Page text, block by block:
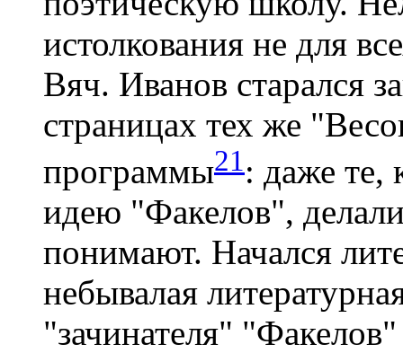
истолкования не для
Вяч. Иванов старался
страницах тех же
программы21 : даже те,
идею "Факелов",
понимают. Начался
небывалая
"зачинателя"